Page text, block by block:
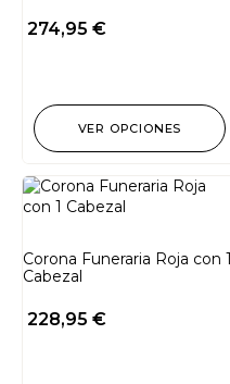
274,95 €
VER OPCIONES
Corona Funeraria Roja con 1
Cabezal
228,95 €